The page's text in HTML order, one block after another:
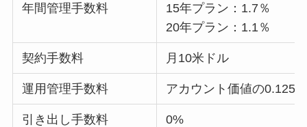
年間管理手数料
15年プラン：1.7％
20年プラン：1.1％
契約手数料 月10米ドル
運用管理手数料 アカウント価値の
引き出し手数料 0%